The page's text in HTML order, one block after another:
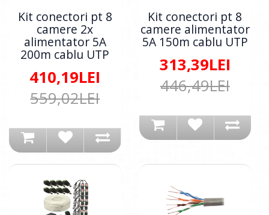
Kit conectori pt 8
camere 2x
alimentator 5A
200m cablu UTP
410,19LEI
559,02LEI
Kit conectori pt 8
camere alimentator
5A 150m cablu UTP
313,39LEI
446,49LEI